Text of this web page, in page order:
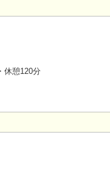
休憩120分